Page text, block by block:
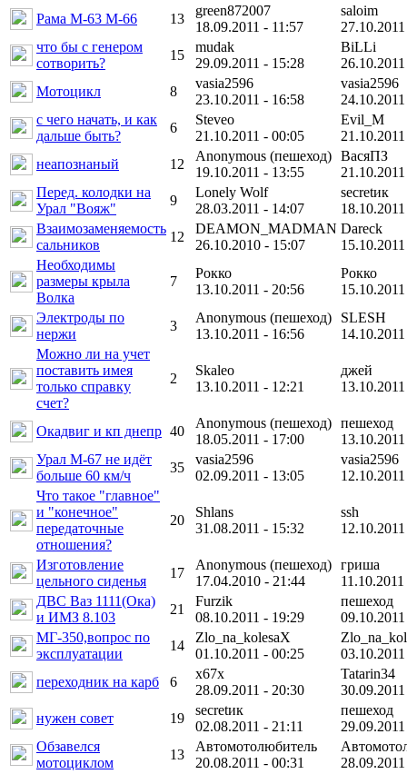
Рама М-63 М-66
13
green872007
18.09.2011 - 11:57
saloim
что бы с генером
сотворить?
15
mudak
29.09.2011 - 15:28
BiLLi
Мотоцикл
8
vasia2596
23.10.2011 - 16:58
vasia2596
с чего начать, и как
дальше быть?
6
Steveo
21.10.2011 - 00:05
Evil_M
неапознаный
12
Anonymous (пешеход)
19.10.2011 - 13:55
ВасяПЗ
Перед. колодки на
Урал "Вояж"
9
Lonely Wolf
28.03.2011 - 14:07
secretик
Взаимозаменяемость
сальников
12
DEAMON_MADMAN
26.10.2010 - 15:07
Dareck
Необходимы
размеры крыла
Волка
7
Рокко
13.10.2011 - 20:56
Рокко
Электроды по
нержи
3
Anonymous (пешеход)
13.10.2011 - 16:56
SLESH
Можно ли на учет
поставить имея
только справку
счет?
2
Skaleo
13.10.2011 - 12:21
джей
Окадвиг и кп днепр 40
Anonymous (пешеход)
18.05.2011 - 17:00
пешеход
Урал М-67 не идёт
больше 60 км/ч
35
vasia2596
02.09.2011 - 13:05
vasia2596
Что такое "главное"
и "конечное"
передаточные
отношения?
20
Shlans
31.08.2011 - 15:32
ssh
Изготовление
цельного сиденья
17
Anonymous (пешеход)
17.04.2010 - 21:44
гриша
ДВС Ваз 1111(Ока)
и ИМЗ 8.103
21
Furzik
08.10.2011 - 19:29
пешеход
МГ-350,вопрос по
эксплуатации
14
Zlo_na_kolesaX
01.10.2011 - 00:25
переходник на карб
6
x67x
28.09.2011 - 20:30
Tatarin34
нужен совет
19
secretик
02.08.2011 - 21:11
пешеход
Обзавелся
мотоциклом
13
Автомотолюбитель
20.08.2011 - 00:31